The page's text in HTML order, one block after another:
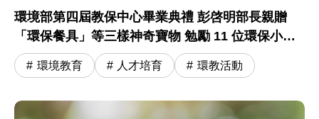
環境部第四屆教保中心畢業典禮 彭啓明部長親贈
「環保餐具」等三樣神奇寶物 勉勵 11 位環保小尖
兵開啟小學冒險旅程
環境教育 人才培育 環教活動